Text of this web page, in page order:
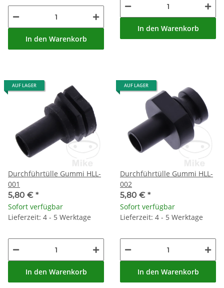
In den Warenkorb
In den Warenkorb
AUF LAGER
Durchführtülle Gummi HLL-
001
5,80 € *
Sofort verfügbar
Lieferzeit: 4 - 5 Werktage
In den Warenkorb
AUF LAGER
Durchführtülle Gummi HLL-
002
5,80 € *
Sofort verfügbar
Lieferzeit: 4 - 5 Werktage
In den Warenkorb